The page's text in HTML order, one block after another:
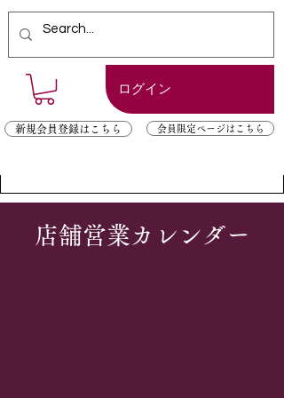
ログイン
新規会員登録はこちら 会員限定ページはこちら
​店舗営業カレンダー